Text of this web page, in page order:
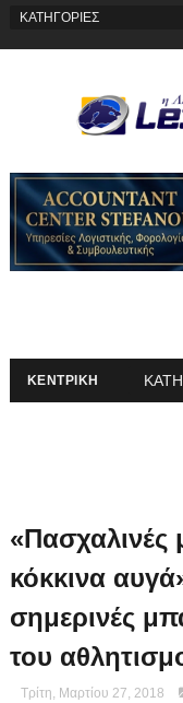
ΚΕΝΤΡΙΚΗ
κόκκινα
σημερινές
του
Τρίτη, Μαρτίου 27, 2018